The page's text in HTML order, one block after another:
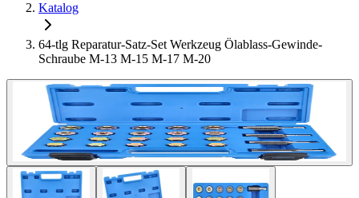
Katalog
64-tlg Reparatur-Satz-Set Werkzeug Ölablass-Gewinde-
Schraube M-13 M-15 M-17 M-20